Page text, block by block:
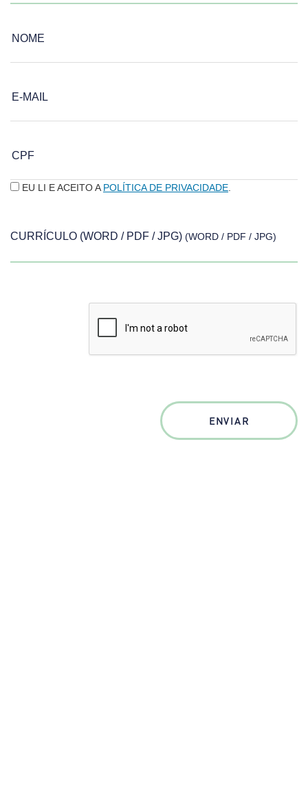
EU LI E ACEITO A POLÍTICA DE PRIVACIDADE
CURRÍCULO (WORD / PDF / JPG) (WORD / PDF / JPG)
ENVIAR